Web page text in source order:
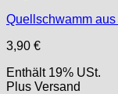
Quellschwamm
3,90 €
Enthält 19% USt.
Plus Versand